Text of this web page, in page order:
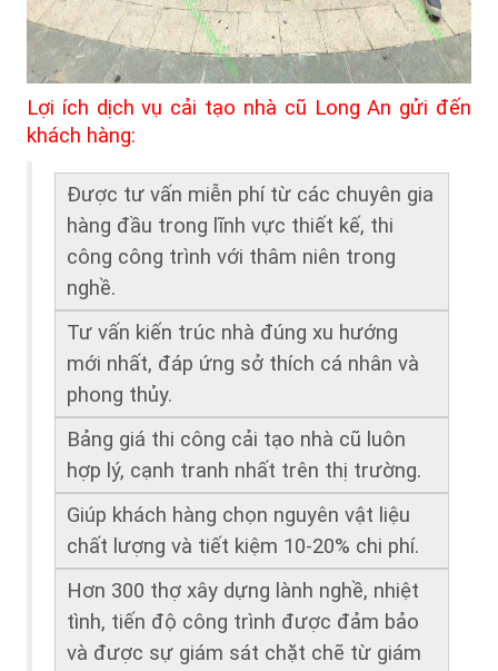
Lợi ích dịch vụ cải tạo nhà cũ Long An gửi đến
khách hàng:
Được tư vấn miễn phí từ các chuyên gia
hàng đầu trong lĩnh vực thiết kế, thi
công công trình với thâm niên trong
nghề.
Tư vấn kiến trúc nhà đúng xu hướng
mới nhất, đáp ứng sở thích cá nhân và
phong thủy.
Bảng giá thi công cải tạo nhà cũ luôn
hợp lý, cạnh tranh nhất trên thị trường.
Giúp khách hàng chọn nguyên vật liệu
chất lượng và tiết kiệm 10-20% chi phí.
Hơn 300 thợ xây dựng lành nghề, nhiệt
tình, tiến độ công trình được đảm bảo
và được sự giám sát chặt chẽ từ giám